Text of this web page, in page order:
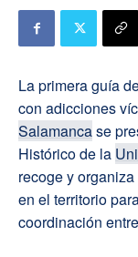
La primera guía
con adicciones
Salamancase
Histórico de la
recoge y
en el territorio
coordinación